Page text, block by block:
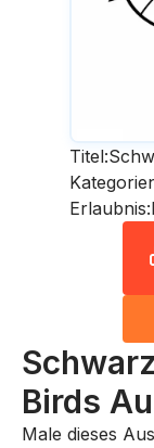
Titel:
Erlaubnis:
Birds
Male dieses